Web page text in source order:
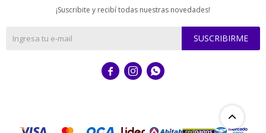
¡Suscribite y recibí todas nuestras novedades!
SUSCRIBIRME
  